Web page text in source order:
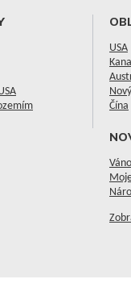
USA
Čína